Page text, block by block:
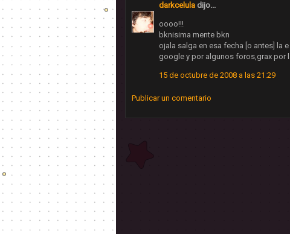
darkcelula dijo...
oooo!!!
bknisima mente bkn
ojala salga en esa fecha [o antes] la
google y por algunos foros,grax por
15 de octubre de 2008 a las 21:29
Publicar un comentario